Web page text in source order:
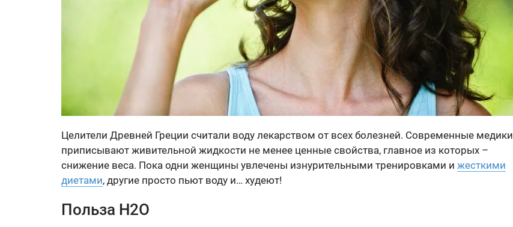
Целители Древней Греции считали воду лекарством от всех болезней. Современные медики
приписывают живительной жидкости не менее ценные свойства, главное из которых –
снижение веса. Пока одни женщины увлечены изнурительными тренировками и жесткими
диетами, другие просто пьют воду и… худеют!
Польза Н2O